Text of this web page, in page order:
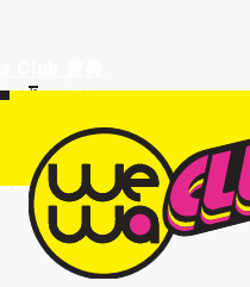
單95折!
輸入優惠
即
達95折!